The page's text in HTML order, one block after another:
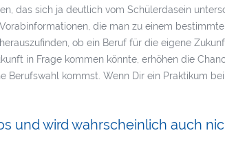
das sich ja deutlich vom Schülerdasein
die man zu einem
ob ein Beruf für die eigene
in Frage kommen könnte, erhöhen die
Berufswahl kommst. Wenn Dir ein Praktikum
und wird wahrscheinlich auch